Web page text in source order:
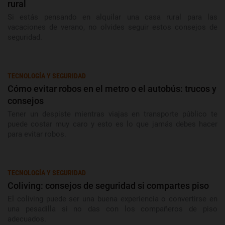
rural
TECNOLOGÍA Y SEGURIDAD
Cómo evitar robos en el metro o el autobús: trucos y
consejos
TECNOLOGÍA Y SEGURIDAD
Coliving: consejos de seguridad si compartes piso